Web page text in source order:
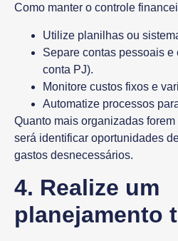
Como manter o controle
Utilize planilhas ou
Separe contas pessoais
conta PJ).
Monitore custos fixos e
Automatize processos
Quanto mais organizadas forem
será identificar oportunidades
gastos desnecessários.
4. Realize um
planejamento